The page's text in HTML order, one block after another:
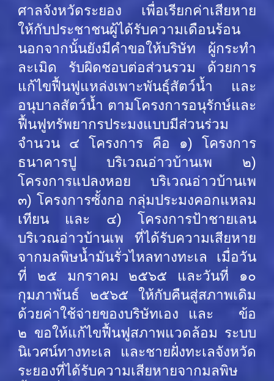
ศาลจังหวัดระยอง เพื่อเรียกค่าเสียหาย
ให้กับประชาชนผู้ได้รับความเดือนร้อน
นอกจากนั้นยังมีคำขอให้บริษัท ผู้กระทำ
ละเมิด รับผิดชอบต่อส่วนรวม ด้วยการ
แก้ไขฟื้นฟูแหล่งเพาะพันธุ์สัตว์น้ำ และ
อนุบาลสัตว์น้ำ ตามโครงการอนุรักษ์และ
ฟื้นฟูทรัพยากรประมงแบบมีส่วนร่วม
จำนวน ๔ โครงการ คือ ๑) โครงการ
ธนาคารปู บริเวณอ่าวบ้านเพ ๒)
โครงการแปลงหอย บริเวณอ่าวบ้านเพ
๓) โครงการซั้งกอ กลุ่มประมงคอกแหลม
เทียน และ ๔) โครงการป้าชายเลน
บริเวณอ่าวบ้านเพ ที่ได้รับความเสียหาย
จากมลพิษน้ำมันรั่วไหลทางทะเล เมื่อวัน
ที่ ๒๕ มกราคม ๒๕๖๕ และวันที่ ๑๐
กุมภาพันธ์ ๒๕๖๕ ให้กับคืนสู่สภาพเดิม
ด้วยค่าใช้จ่ายของบริษัทเอง และ ข้อ
๒ ขอให้แก้ไขฟื้นฟูสภาพแวดล้อม ระบบ
นิเวศน์ทางทะเล และชายฝั่งทะเลจังหวัด
ระยองที่ได้รับความเสียหายจากมลพิษ